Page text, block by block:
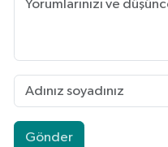
Gönder